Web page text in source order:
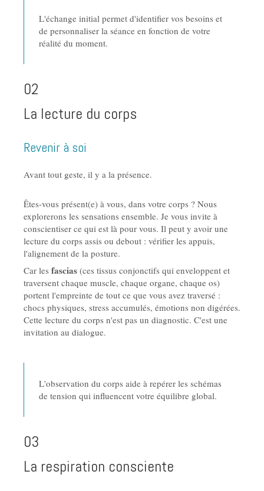
L'échange initial permet d'identifier vos besoins et
de personnaliser la séance en fonction de votre
réalité du moment.
02
La lecture du corps
Revenir à soi
Avant tout geste, il y a la présence.
Êtes-vous présent(e) à vous, dans votre corps ? Nous
explorerons les sensations ensemble. Je vous invite à
conscientiser ce qui est là pour vous. Il peut y avoir une
lecture du corps assis ou debout : vérifier les appuis,
l'alignement de la posture.
Car les fascias (ces tissus conjonctifs qui enveloppent et
traversent chaque muscle, chaque organe, chaque os)
portent l'empreinte de tout ce que vous avez traversé :
chocs physiques, stress accumulés, émotions non digérées.
Cette lecture du corps n'est pas un diagnostic. C'est une
invitation au dialogue.
L'observation du corps aide à repérer les schémas
de tension qui influencent votre équilibre global.
03
La respiration consciente